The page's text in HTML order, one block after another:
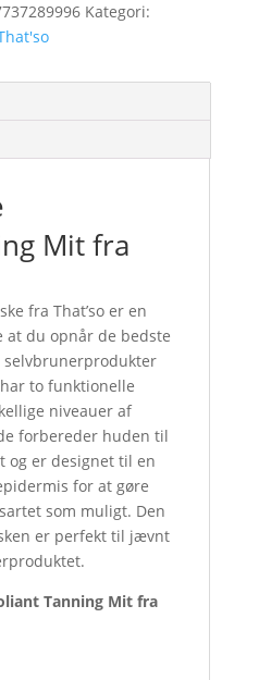
Kategori:
Mit fra
fra That’so er en
du opnår de bedste
to funktionelle
niveauer af
forbereder huden til
og er designet til en
for at gøre
som muligt. Den
er perfekt til jævnt
Tanning Mit fra